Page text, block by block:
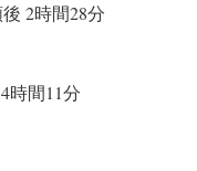
2時間28分
時間11分